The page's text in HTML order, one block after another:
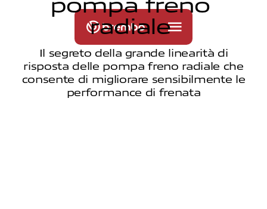
pompa freno
radiale
Il segreto della grande linearità di
risposta delle pompa freno radiale che
consente di migliorare sensibilmente le
performance di frenata